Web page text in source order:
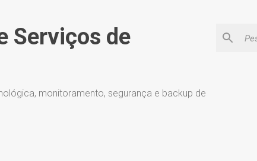
Serviços de
monitoramento, segurança e backup de